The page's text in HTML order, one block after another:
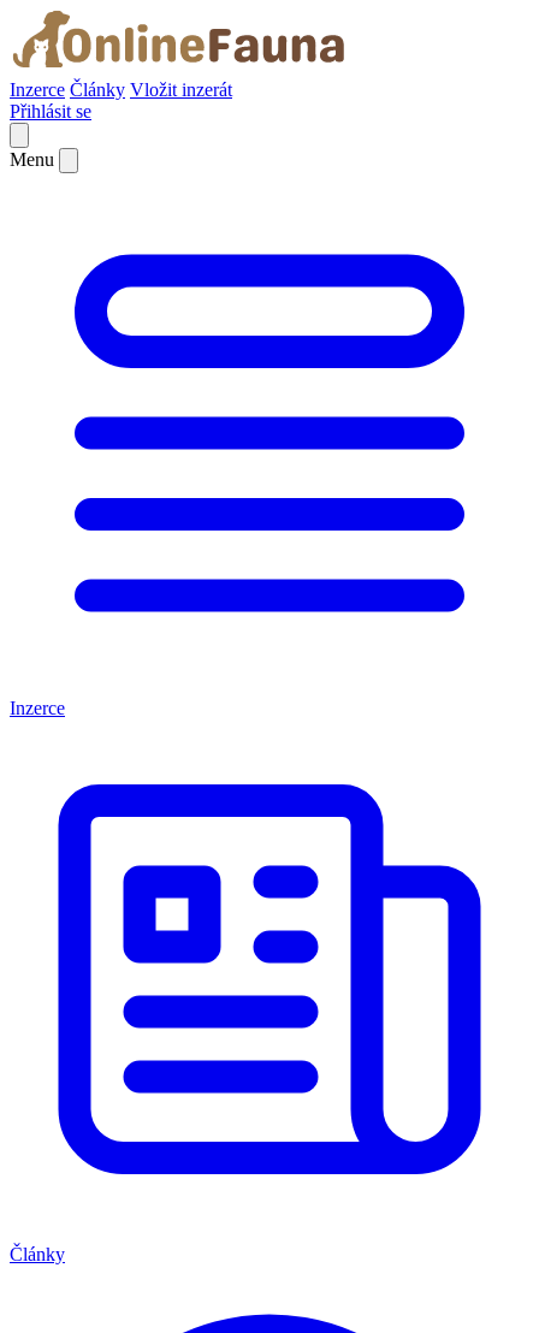
Inzerce Články Vložit inzerát
Přihlásit se
Menu
Inzerce
Články